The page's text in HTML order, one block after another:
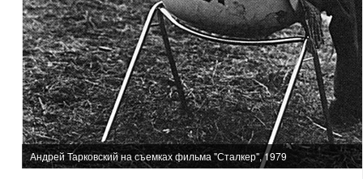
Андрей Тарковский на съемках фильма "Сталкер", 1979